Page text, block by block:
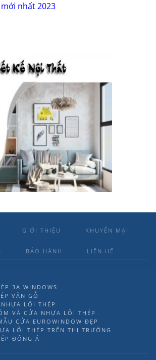
nhất 2023
GIỚI THIỆU KHUYẾN MẠI
BẢO HÀNH LIÊN HỆ
3A WINDOWS
VÂN GỖ
LÕI THÉP
VÀ CỬA NHỰA LÕI THÉP
CỬA EUROWINDOW ĐẸP
LÕI THÉP TRÊN THỊ TRƯỜNG
ĐÔNG Á